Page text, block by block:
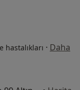
hastalıkları · Daha